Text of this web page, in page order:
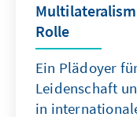
Rolle
Ein Plädoyer
Leidenschaft
in